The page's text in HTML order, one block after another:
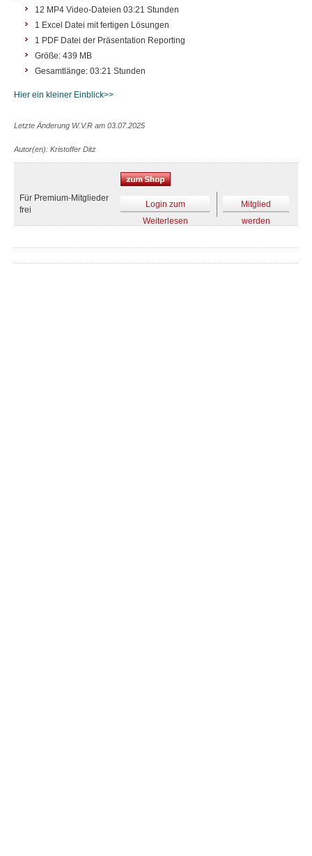
12 MP4 Video-Dateien 03:21 Stunden
1 Excel Datei mit fertigen Lösungen
1 PDF Datei der Präsentation Reporting
Größe: 439 MB
Gesamtlänge: 03:21 Stunden
Hier ein kleiner Einblick>>
Letzte Änderung W.V.R am 03.07.2025
Autor(en): Kristoffer Ditz
Für Premium-Mitglieder
frei
Login zum
Weiterlesen
Mitglied
werden